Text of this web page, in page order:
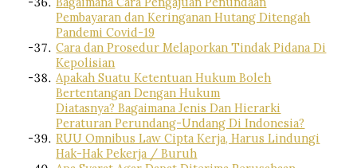
Pembayaran dan Keringanan Hutang Ditengah
Pandemi Covid-19
Cara dan Prosedur Melaporkan Tindak Pidana Di
Kepolisian
Apakah Suatu Ketentuan Hukum Boleh
Bertentangan Dengan Hukum
Diatasnya? Bagaimana Jenis Dan Hierarki
Peraturan Perundang-Undang Di Indonesia?
RUU Omnibus Law Cipta Kerja, Harus Lindungi
Hak-Hak Pekerja / Buruh